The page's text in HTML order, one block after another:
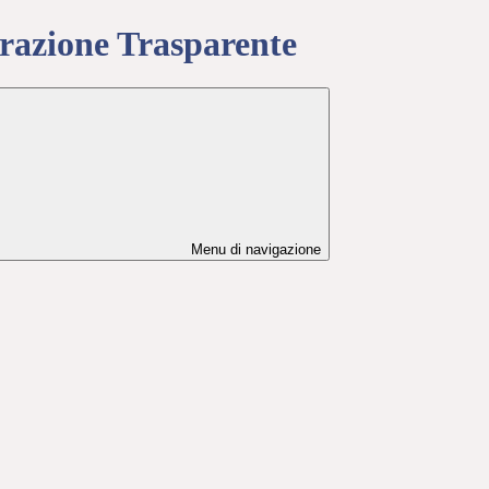
Trasparente
Menu di navigazione